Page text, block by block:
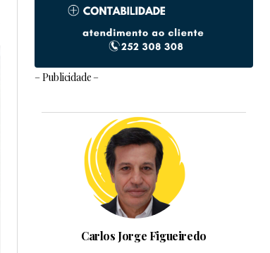
– Publicidade –
Carlos Jorge Figueiredo